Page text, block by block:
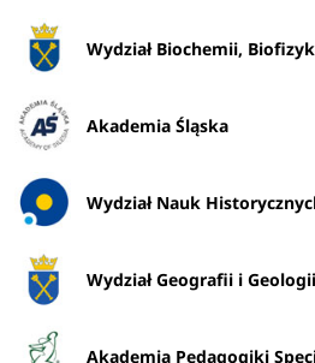
Wydział Biochemii, Biofizyki i
Akademia Śląska
Wydział Nauk
Wydział Geografii i
Akademia Pedagogiki Specjalnej im. Marii